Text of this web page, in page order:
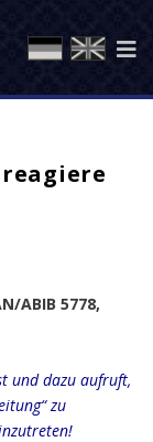
ABIB 5778,
und dazu aufruft,
zu